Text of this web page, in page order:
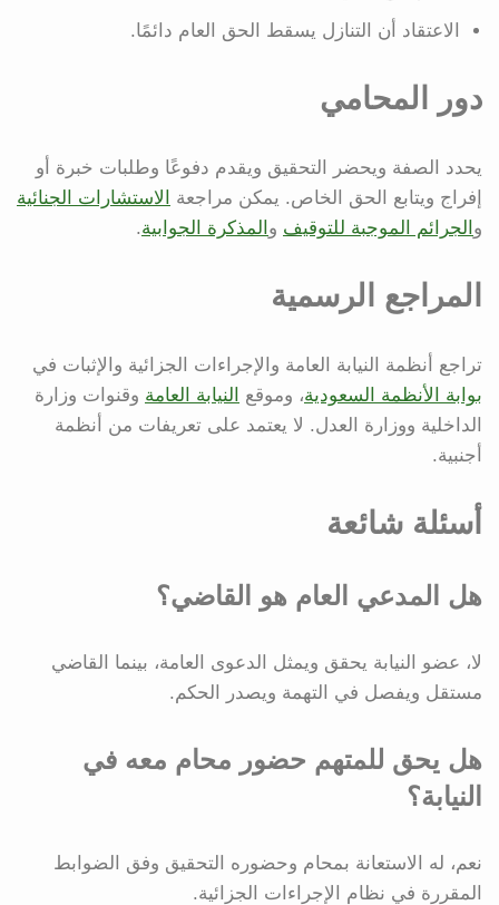
الاعتقاد أن التنازل يسقط الحق العام دائمًا.
دور المحامي
يحدد الصفة ويحضر التحقيق ويقدم دفوعًا وطلبات خبرة أو
إفراج ويتابع الحق الخاص. يمكن مراجعة
الاستشارات الجنائية
و الجرائم الموجبة للتوقيف و المذكرة الجوابية.
المراجع الرسمية
تراجع أنظمة النيابة العامة والإجراءات الجزائية والإثبات في
بوابة الأنظمة السعودية، وموقع النيابة العامة وقنوات وزارة
الداخلية ووزارة العدل. لا يعتمد على تعريفات من أنظمة
أجنبية.
أسئلة شائعة
هل المدعي العام هو القاضي؟
لا، عضو النيابة يحقق ويمثل الدعوى العامة، بينما القاضي
مستقل ويفصل في التهمة ويصدر الحكم.
هل يحق للمتهم حضور محام معه في
النيابة؟
نعم، له الاستعانة بمحام وحضوره التحقيق وفق الضوابط
المقررة في نظام الإجراءات الجزائية.